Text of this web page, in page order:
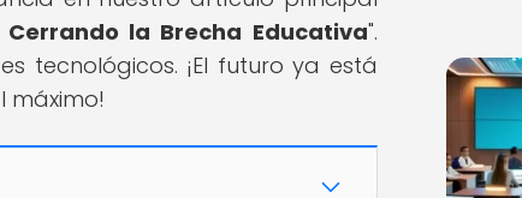
la Brecha Educativa".
tecnológicos. ¡El futuro ya está
máximo!